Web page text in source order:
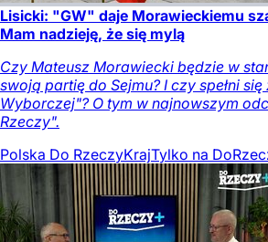
Lisicki: "GW" daje Morawieckiemu
Mam nadzieję, że się mylą
Czy Mateusz Morawiecki będzie w
swoją partię do Sejmu? I czy spełni
Wyborczej"? O tym w najnowszym
Rzeczy".
Polska Do RzeczyKrajTylko na